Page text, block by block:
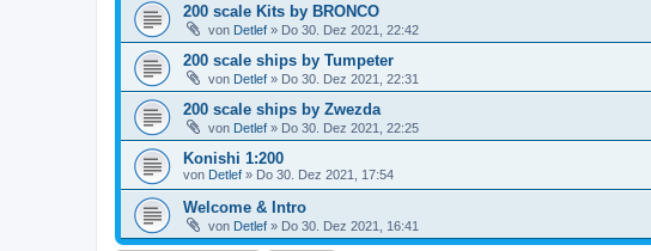
200 scale Kits by BRONCO
von Detlef » Do 30. Dez 2021, 22:42
200 scale ships by Tumpeter
von Detlef » Do 30. Dez 2021, 22:31
200 scale ships by Zwezda
von Detlef » Do 30. Dez 2021, 22:25
Konishi 1:200
von Detlef » Do 30. Dez 2021, 17:54
Welcome & Intro
von Detlef » Do 30. Dez 2021, 16:41